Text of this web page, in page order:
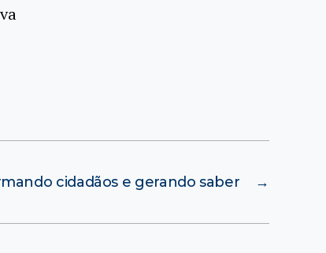
→
cidadãos e gerando saber